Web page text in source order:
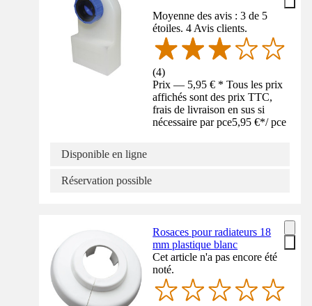
Moyenne des avis : 3 de 5
étoiles. 4 Avis clients.
(4)
Prix — 5,95 € * Tous les prix
affichés sont des prix TTC,
frais de livraison en sus si
nécessaire par pce5,95 €*/ pce
Disponible en ligne
Réservation possible
Rosaces pour radiateurs 18
mm plastique blanc
Cet article n'a pas encore été
noté.